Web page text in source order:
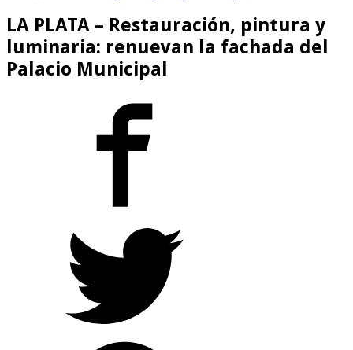
LA PLATA – Restauración, pintura y
luminaria: renuevan la fachada del
Palacio Municipal